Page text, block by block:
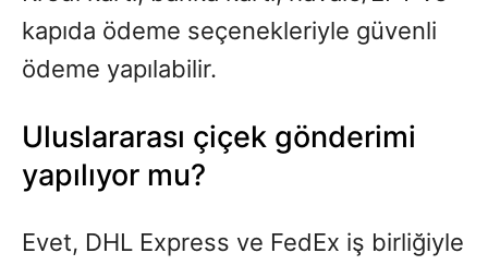
kapıda ödeme seçenekleriyle güvenli
ödeme yapılabilir.
Uluslararası çiçek gönderimi
yapılıyor mu?
Evet, DHL Express ve FedEx iş birliğiyle